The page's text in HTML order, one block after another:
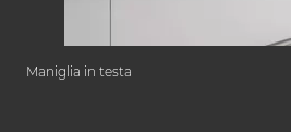
Maniglia in testa